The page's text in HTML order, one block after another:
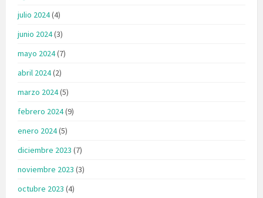
julio 2024(4)
junio 2024(3)
mayo 2024(7)
abril 2024(2)
marzo 2024(5)
febrero 2024(9)
enero 2024(5)
diciembre 2023 (7)
noviembre 2023 (3)
octubre 2023 (4)